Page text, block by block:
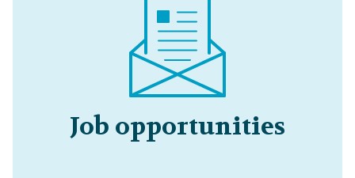
Job opportunities